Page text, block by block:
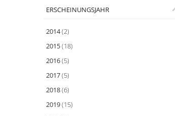
ERSCHEINUNGSJAHR
2014(2)
2015(18)
2016(5)
2017(5)
2018(6)
2019(15)